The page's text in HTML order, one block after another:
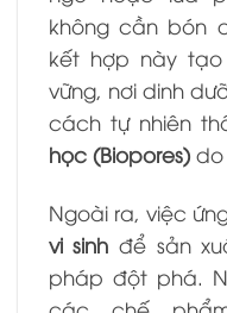
không cần bón
kết hợp này
vững, nơi dinh
cách tự nhiên
học (Biopores)do
Ngoài ra, việc
vi sinh để sản
pháp đột phá.